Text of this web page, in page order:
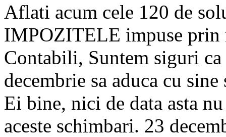
Aflati acum cele 120 de
IMPOZITELE impuse
Contabili, Suntem siguri
decembrie sa aduca cu
Ei bine, nici de data asta
aceste schimbari. 23